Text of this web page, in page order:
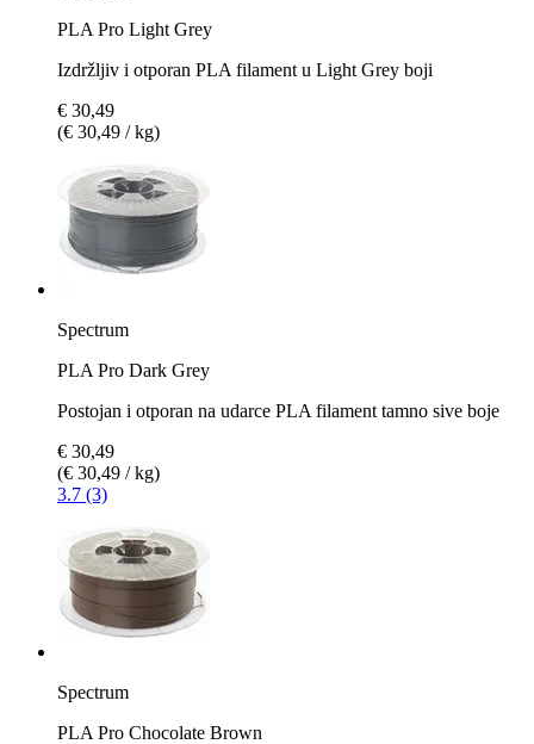
PLA Pro Light Grey
Izdržljiv i otporan PLA filament u Light Grey boji
€ 30,49
(€ 30,49 / kg)
Spectrum
PLA Pro Dark Grey
Postojan i otporan na udarce PLA filament tamno sive boje
€ 30,49
(€ 30,49 / kg)
3.7 (3)
Spectrum
PLA Pro Chocolate Brown